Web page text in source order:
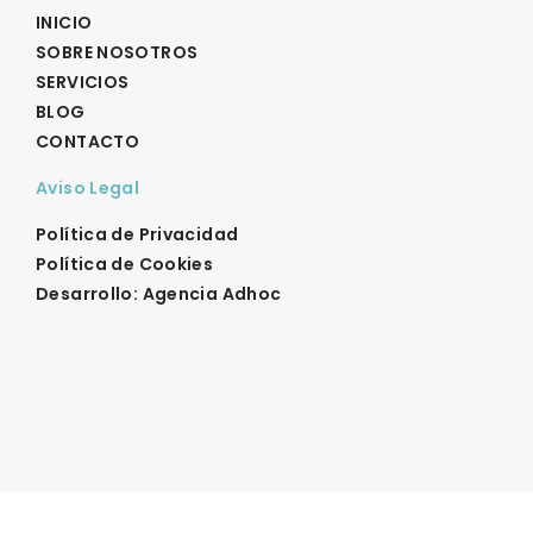
INICIO
SOBRE NOSOTROS
SERVICIOS
BLOG
CONTACTO
Aviso Legal
Política de Privacidad
Política de Cookies
Desarrollo: Agencia Adhoc